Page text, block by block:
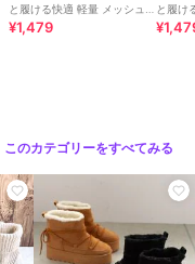
と履ける快適 軽量 メッシュ
レースアップカジュアルスニ
¥1,479
と履け
カジュ
このカテゴリーをすべてみる